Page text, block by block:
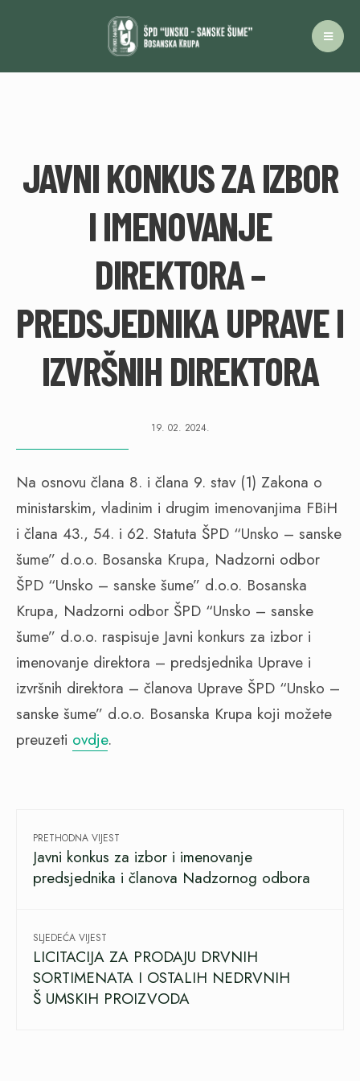
JAVNI KONKUS ZA IZBOR
I IMENOVANJE
DIREKTORA –
PREDSJEDNIKA UPRAVE I
IZVRŠNIH DIREKTORA
19. 02. 2024.
Na osnovu člana 8. i člana 9. stav (1) Zakona o
ministarskim, vladinim i drugim imenovanjima FBiH
i člana 43., 54. i 62. Statuta ŠPD “Unsko – sanske
šume” d.o.o. Bosanska Krupa, Nadzorni odbor
ŠPD “Unsko – sanske šume” d.o.o. Bosanska
Krupa, Nadzorni odbor ŠPD “Unsko – sanske
šume” d.o.o. raspisuje Javni konkurs za izbor i
imenovanje direktora – predsjednika Uprave i
izvršnih direktora – članova Uprave ŠPD “Unsko –
sanske šume” d.o.o. Bosanska Krupa koji možete
preuzeti ovdje.
PRETHODNA VIJEST
Javni konkus za izbor i imenovanje
predsjednika i članova Nadzornog odbora
SLJEDEĆA VIJEST
LICITACIJA ZA PRODAJU DRVNIH
SORTIMENATA I OSTALIH NEDRVNIH
Š UMSKIH PROIZVODA